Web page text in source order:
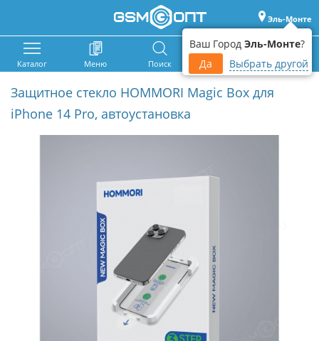
Ваш Город Эль-Монте?
Да
Выбрать другой
Эль-Монте
Каталог Меню Поиск Корзина Войти
Защитное стекло HOMMORI Magic Box для
iPhone 14 Pro, автоустановка